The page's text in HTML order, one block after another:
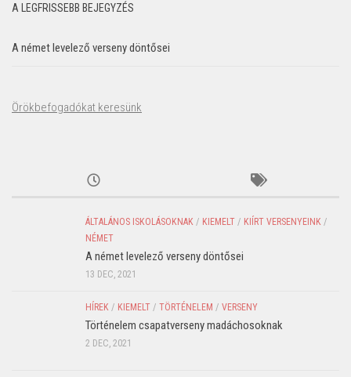
A LEGFRISSEBB BEJEGYZÉS
A német levelező verseny döntősei
Örökbefogadókat keresünk
ÁLTALÁNOS ISKOLÁSOKNAK / KIEMELT / KIÍRT VERSENYEINK /
NÉMET
A német levelező verseny döntősei
13 DEC, 2021
HÍREK / KIEMELT / TÖRTÉNELEM / VERSENY
Történelem csapatverseny madáchosoknak
2 DEC, 2021